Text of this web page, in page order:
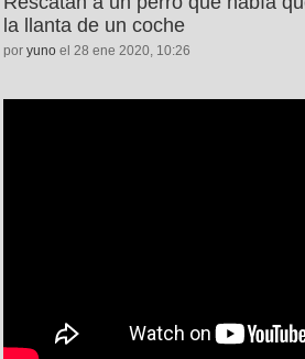
la llanta de un coche
por yuno el 28 ene 2020, 10:26